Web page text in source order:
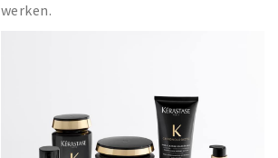
werken.